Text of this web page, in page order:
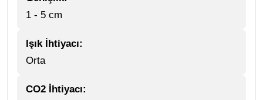
1 - 5 cm
Işık İhtiyacı:
Orta
CO2 İhtiyacı: